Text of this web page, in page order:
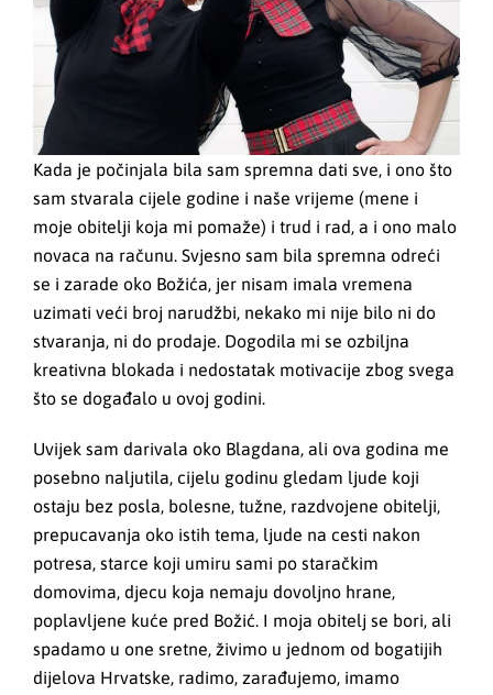
Kada je počinjala bila sam spremna dati sve, i ono što
sam stvarala cijele godine i naše vrijeme (mene i
moje obitelji koja mi pomaže) i trud i rad, a i ono malo
novaca na računu. Svjesno sam bila spremna odreći
se i zarade oko Božića, jer nisam imala vremena
uzimati veći broj narudžbi, nekako mi nije bilo ni do
stvaranja, ni do prodaje. Dogodila mi se ozbiljna
kreativna blokada i nedostatak motivacije zbog svega
što se događalo u ovoj godini.
Uvijek sam darivala oko Blagdana, ali ova godina me
posebno naljutila, cijelu godinu gledam ljude koji
ostaju bez posla, bolesne, tužne, razdvojene obitelji,
prepucavanja oko istih tema, ljude na cesti nakon
potresa, starce koji umiru sami po staračkim
domovima, djecu koja nemaju dovoljno hrane,
poplavljene kuće pred Božić. I moja obitelj se bori, ali
spadamo u one sretne, živimo u jednom od bogatijih
dijelova Hrvatske, radimo, zarađujemo, imamo